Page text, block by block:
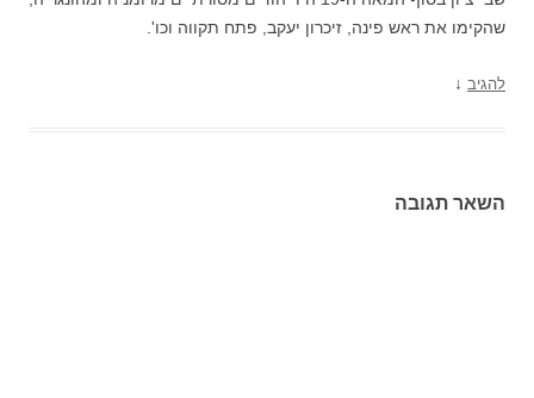
שהקימו את ראש פינה, זיכרון יעקב, פתח תקווה וכו'.
להגיב ↓
השאר תגובה